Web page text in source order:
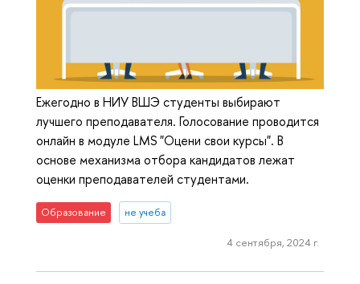
Ежегодно в НИУ ВШЭ студенты выбирают
лучшего преподавателя. Голосование проводится
онлайн в модуле LMS "Оцени свои курсы". В
основе механизма отбора кандидатов лежат
оценки преподавателей студентами.
Образование не учеба
4 сентября, 2024 г.